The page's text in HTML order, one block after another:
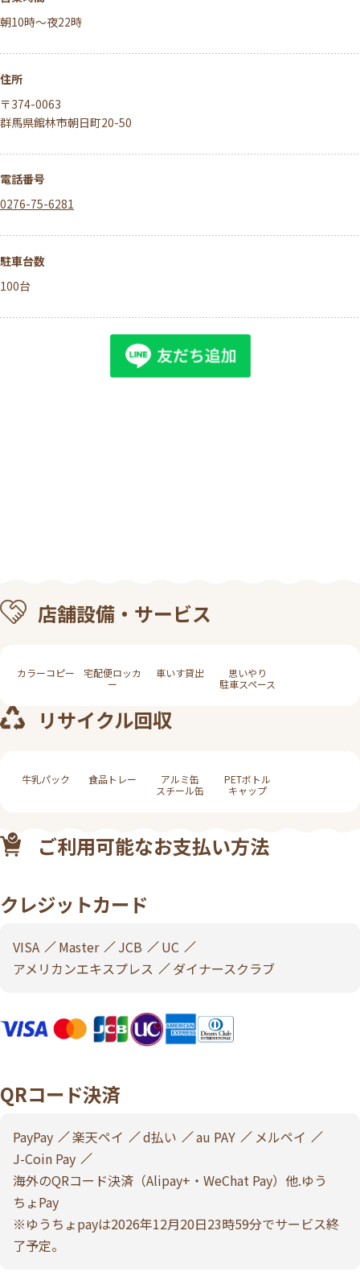
朝10時～夜22時
住所
〒374-0063
群馬県館林市朝日町20-50
電話番号
0276-75-6281
駐車台数
100台
店舗設備・サービス
カラーコピー
宅配便ロッカ
ー
車いす貸出
思いやり
駐車スペース
リサイクル回収
牛乳パック 食品トレー
アルミ缶
スチール缶
PETボトル
キャップ
ご利用可能なお支払い方法
クレジットカード
VISA Master JCB
UC
アメリカンエキスプレス
ダイナースクラブ
QRコード決済
PayPay 楽天ペイ d払い au PAY
メルペイ
J-Coin Pay
海外のQRコード決済（Alipay+・WeChat Pay）他.ゆう
ちょPay
※ゆうちょpayは2026年12月20日23時59分でサービス終
了予定。